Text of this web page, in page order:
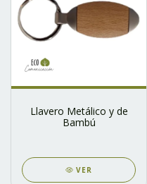
Llavero Metálico y de
Bambú
VER